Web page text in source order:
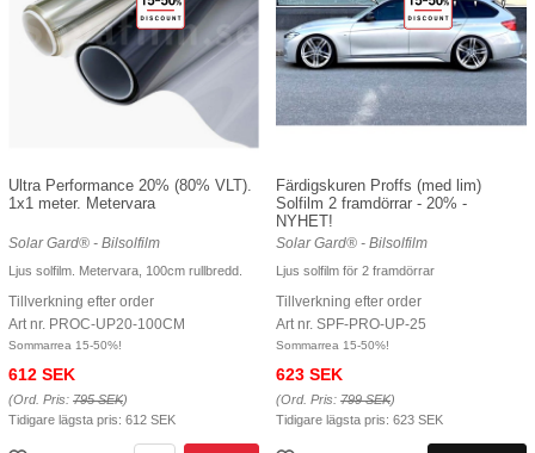
Ultra Performance 20% (80% VLT).
1x1 meter. Metervara
Solar Gard® - Bilsolfilm
Ljus solfilm. Metervara, 100cm rullbredd.
Tillverkning efter order
Art nr. PROC-UP20-100CM
Sommarrea 15-50%!
612 SEK
(Ord. Pris: 795 SEK)
Tidigare lägsta pris: 612 SEK
Färdigskuren Proffs (med lim)
Solfilm 2 framdörrar - 20% -
NYHET!
Solar Gard® - Bilsolfilm
Ljus solfilm för 2 framdörrar
Tillverkning efter order
Art nr. SPF-PRO-UP-25
Sommarrea 15-50%!
623 SEK
(Ord. Pris: 799 SEK)
Tidigare lägsta pris: 623 SEK